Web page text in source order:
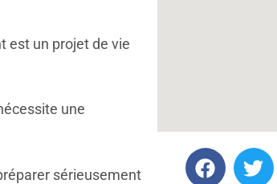
est un projet de vie
une
sérieusement